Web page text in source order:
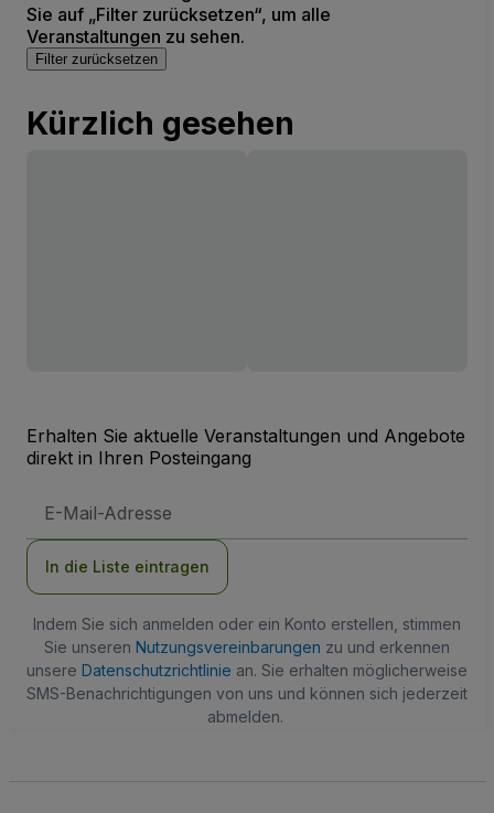
Sie auf „Filter zurücksetzen“, um alle
Veranstaltungen zu sehen.
Filter zurücksetzen
Kürzlich gesehen
Erhalten Sie aktuelle Veranstaltungen und Angebote
direkt in Ihren Posteingang
Mail-
In die Liste eintragen
Indem Sie sich anmelden oder ein Konto erstellen, stimmen
Sie unseren Nutzungsvereinbarungen zu und erkennen
unsere Datenschutzrichtlinie an. Sie erhalten möglicherweise
SMS-Benachrichtigungen von uns und können sich jederzeit
abmelden.